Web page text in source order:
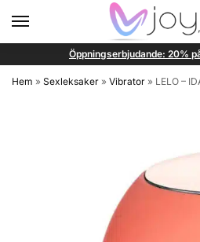
Öppningserbjudande: 20%
Hem » Sexleksaker » Vibrator » LELO –